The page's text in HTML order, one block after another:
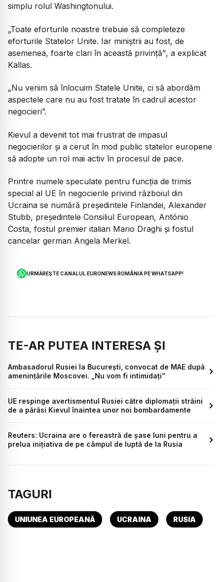
simplu rolul Washingtonului.
„Toate eforturile noastre trebuie să completeze
eforturile Statelor Unite. Iar miniștrii au fost, de
asemenea, foarte clari în această privință”, a explicat
Kallas.
„Nu venim să înlocuim Statele Unite, ci să abordăm
aspectele care nu au fost tratate în cadrul acestor
negocieri”.
Kievul a devenit tot mai frustrat de impasul
negocierilor și a cerut în mod public statelor europene
să adopte un rol mai activ în procesul de pace.
Printre numele speculate pentru funcția de trimis
special al UE în negocierile privind războiul din
Ucraina se numără președintele Finlandei, Alexander
Stubb, președintele Consiliul European, António
Costa, fostul premier italian Mario Draghi și fostul
cancelar german Angela Merkel.
URMĂREȘTE CANALUL EURONEWS ROMÂNIA PE WHATSAPP!
TE-AR PUTEA INTERESA ȘI
Ambasadorul Rusiei la București, convocat de MAE după
amenințările Moscovei. „Nu vom fi intimidați”
UE respinge avertismentul Rusiei către diplomații străini
de a părăsi Kievul înaintea unor noi bombardamente
Reuters: Ucraina are o fereastră de șase luni pentru a
prelua inițiativa de pe câmpul de luptă de la Rusia
TAGURI
UNIUNEA EUROPEANĂ UCRAINA RUSIA